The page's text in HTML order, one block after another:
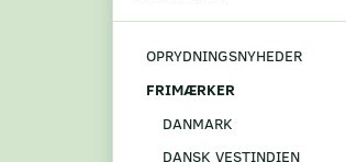
OPRYDNINGSNYHEDER
FRIMÆRKER
DANMARK
DANSK VESTINDIEN